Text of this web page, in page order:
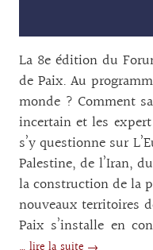
La 8e édition du
de Paix. Au
monde ? Comment
incertain et les
s’y questionne sur
Palestine, de l’Iran,
la construction de la
nouveaux territoires
Paix s’installe en